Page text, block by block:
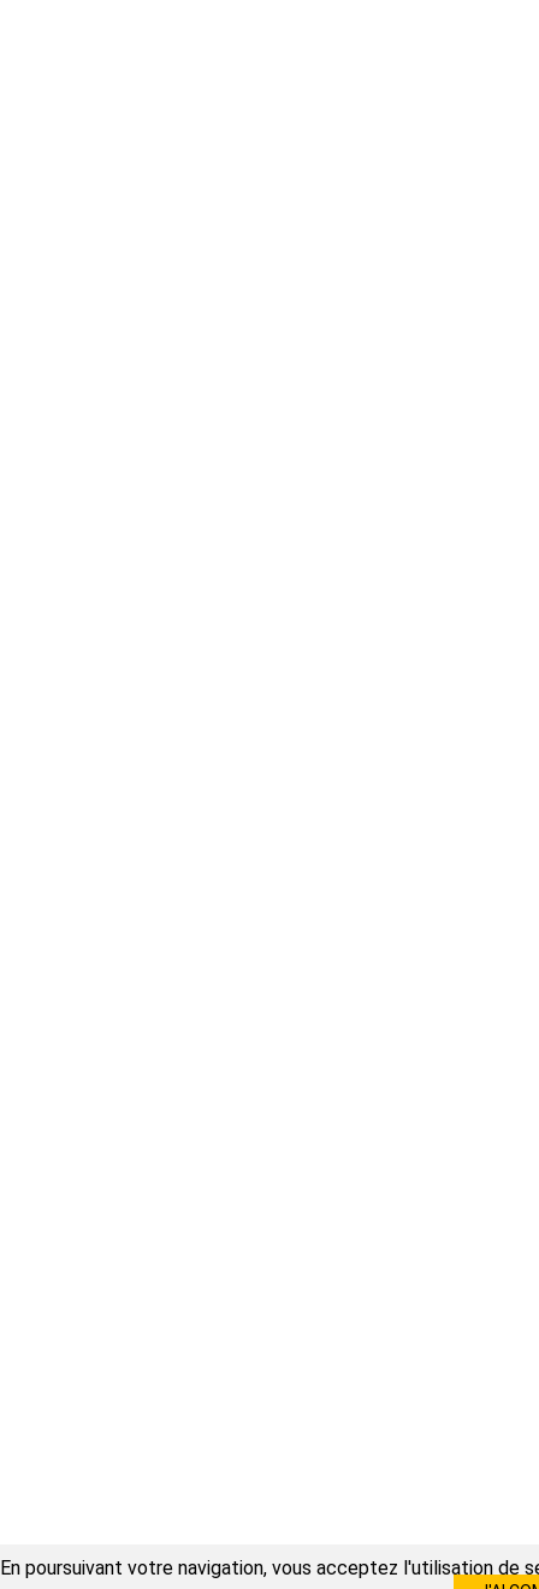
En poursuivant votre navigation, vous acceptez l'utilisation de